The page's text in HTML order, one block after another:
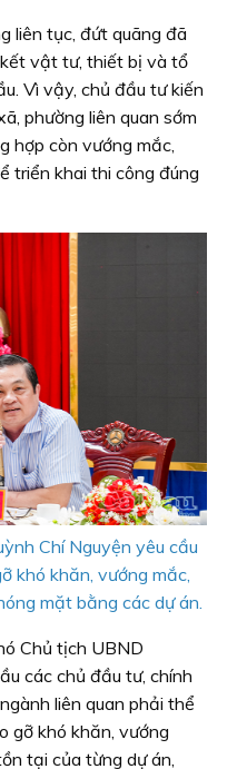
liên tục, đứt quãng đã
vật tư, thiết bị và tổ
Vì vậy, chủ đầu tư kiến
phường liên quan sớm
hợp còn vướng mắc,
triển khai thi công đúng
Chí Nguyện yêu cầu
khó khăn, vướng mắc,
mặt bằng các dự án.
Chủ tịch UBND
các chủ đầu tư, chính
liên quan phải thể
gỡ khó khăn, vướng
tại của từng dự án,